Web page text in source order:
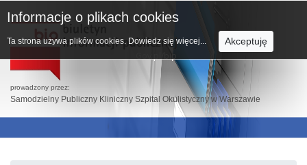
prowadzony przez:
Samodzielny Publiczny Kliniczny Szpital Okulistyczny w Warszawie
Informacje o plikach cookies
Ta strona używa plików cookies. Dowiedz się więcej... Akceptuję